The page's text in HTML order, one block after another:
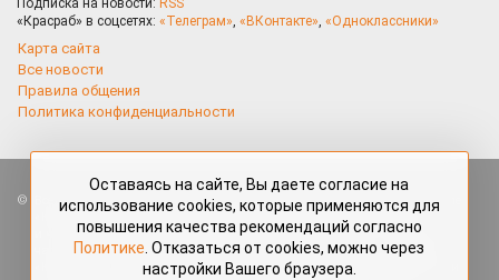
Подписка на новости: RSS
«Красраб» в соцсетях: «Телеграм», «ВКонтакте», «Одноклассники»
Карта сайта
Все новости
Правила общения
Политика конфиденциальности
Все права защищены. Любые материалы, размещённые на портале
«Красраб.ру» сотрудниками редакции, нештатными авторами
и читателями, являются объектами авторского права. Полное или
частичное использование материалов, размещённых на портале
«Красраб.ру», допускается только с письменного согласия редакции
Оставаясь на сайте, Вы даете согласие на
использование cookies, которые применяются для
повышения качества рекомендаций согласно
Политике . Отказаться от cookies, можно через
настройки Вашего браузера.